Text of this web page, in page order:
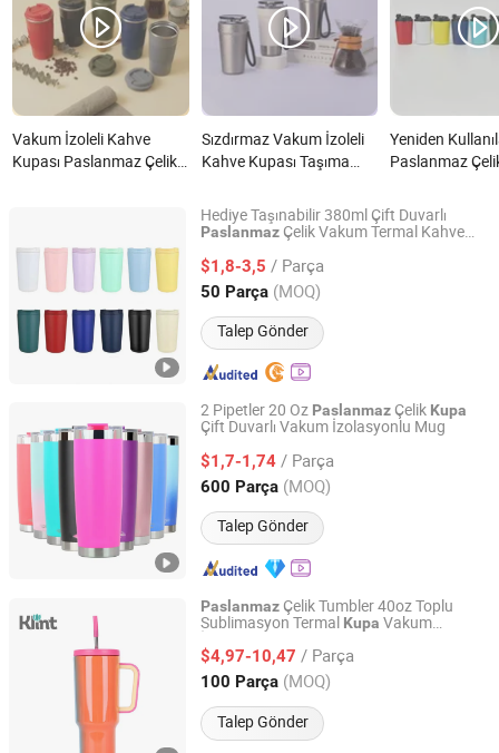
Vakum İzoleli Kahve
Kupası Paslanmaz Çelik
Toptan OEM Üretici
Toptan Tedarikçi nedir?
Sızdırmaz Vakum İzoleli
Kahve Kupası Taşıma
Termal Kupa Kurumsal
Hediye Projeleri için
Kupa nedir?
Yeniden
Paslanmaz
Ekolojik Dost
İzolasyonlu
Hediye Taşınabilir 380ml Çift Duvarlı
Paslanmaz Çelik Vakum Termal Kahve
$1,8-3,5 / Parça
50 Parça (MOQ)
Talep Gönder
Dongguan Grace Technology Co., Ltd.
Guangdong, China Fiyat 2025
2 Pipetler 20 Oz Paslanmaz Çelik Kupa
Çift Duvarlı Vakum İzolasyonlu Mug
$1,7-1,74 / Parça
600 Parça (MOQ)
Talep Gönder
GOOD SELLER CO., LTD
Zhejiang, China Fiyat 2010
Paslanmaz Çelik Tumbler 40oz Toplu
Sublimasyon Termal Kupa Vakum
Kapaklı
$4,97-10,47 / Parça
100 Parça (MOQ)
Talep Gönder
Ningbo Yinzhou Sages Import & Export Co., Ltd.
Zhejiang, China Fiyat 2007